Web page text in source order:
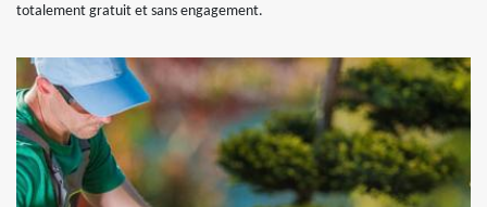
totalement gratuit et sans engagement.